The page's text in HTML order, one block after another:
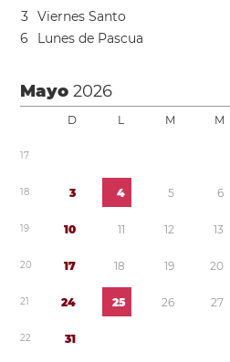
3 Viernes Santo
6
Lunes de Pascua
Mayo2026
D L M M
17
18 3 4 5 6
19 10 11 12 13
20 17 18 19 20
21 24 25 26 27
22 31